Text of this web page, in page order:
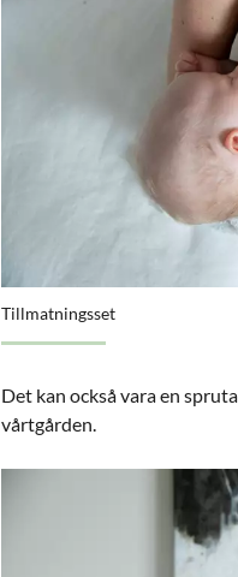
Tillmatningsset
Det kan också vara en
vårtgården.